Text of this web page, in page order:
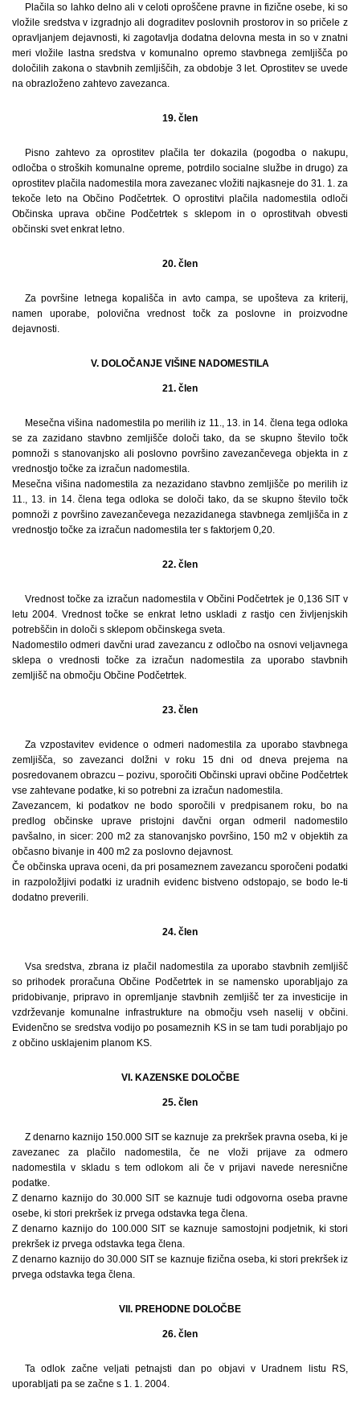
Plačila so lahko delno ali v celoti oproščene pravne in fizične osebe, ki so
vložile sredstva v izgradnjo ali dograditev poslovnih prostorov in so pričele z
opravljanjem dejavnosti, ki zagotavlja dodatna delovna mesta in so v znatni
meri vložile lastna sredstva v komunalno opremo stavbnega zemljišča po
določilih zakona o stavbnih zemljiščih, za obdobje 3 let. Oprostitev se uvede
na obrazloženo zahtevo zavezanca.
19. člen
Pisno zahtevo za oprostitev plačila ter dokazila (pogodba o nakupu,
odločba o stroških komunalne opreme, potrdilo socialne službe in drugo) za
oprostitev plačila nadomestila mora zavezanec vložiti najkasneje do 31. 1. za
tekoče leto na Občino Podčetrtek. O oprostitvi plačila nadomestila odloči
Občinska uprava občine Podčetrtek s sklepom in o oprostitvah obvesti
občinski svet enkrat letno.
20. člen
Za površine letnega kopališča in avto campa, se upošteva za kriterij,
namen uporabe, polovična vrednost točk za poslovne in proizvodne
dejavnosti.
V. DOLOČANJE VIŠINE NADOMESTILA
21. člen
Mesečna višina nadomestila po merilih iz 11., 13. in 14. člena tega odloka
se za zazidano stavbno zemljišče določi tako, da se skupno število točk
pomnoži s stanovanjsko ali poslovno površino zavezančevega objekta in z
vrednostjo točke za izračun nadomestila.
Mesečna višina nadomestila za nezazidano stavbno zemljišče po merilih iz
11., 13. in 14. člena tega odloka se določi tako, da se skupno število točk
pomnoži z površino zavezančevega nezazidanega stavbnega zemljišča in z
vrednostjo točke za izračun nadomestila ter s faktorjem 0,20.
22. člen
Vrednost točke za izračun nadomestila v Občini Podčetrtek je 0,136 SIT v
letu 2004. Vrednost točke se enkrat letno uskladi z rastjo cen življenjskih
potrebščin in določi s sklepom občinskega sveta.
Nadomestilo odmeri davčni urad zavezancu z odločbo na osnovi veljavnega
sklepa o vrednosti točke za izračun nadomestila za uporabo stavbnih
zemljišč na območju Občine Podčetrtek.
23. člen
Za vzpostavitev evidence o odmeri nadomestila za uporabo stavbnega
zemljišča, so zavezanci dolžni v roku 15 dni od dneva prejema na
posredovanem obrazcu – pozivu, sporočiti Občinski upravi občine Podčetrtek
vse zahtevane podatke, ki so potrebni za izračun nadomestila.
Zavezancem, ki podatkov ne bodo sporočili v predpisanem roku, bo na
predlog občinske uprave pristojni davčni organ odmeril nadomestilo
pavšalno, in sicer: 200 m2 za stanovanjsko površino, 150 m2 v objektih za
občasno bivanje in 400 m2 za poslovno dejavnost.
Če občinska uprava oceni, da pri posameznem zavezancu sporočeni podatki
in razpoložljivi podatki iz uradnih evidenc bistveno odstopajo, se bodo le-ti
dodatno preverili.
24. člen
Vsa sredstva, zbrana iz plačil nadomestila za uporabo stavbnih zemljišč
so prihodek proračuna Občine Podčetrtek in se namensko uporabljajo za
pridobivanje, pripravo in opremljanje stavbnih zemljišč ter za investicije in
vzdrževanje komunalne infrastrukture na območju vseh naselij v občini.
Evidenčno se sredstva vodijo po posameznih KS in se tam tudi porabljajo po
z občino usklajenim planom KS.
VI. KAZENSKE DOLOČBE
25. člen
Z denarno kaznijo 150.000 SIT se kaznuje za prekršek pravna oseba, ki je
zavezanec za plačilo nadomestila, če ne vloži prijave za odmero
nadomestila v skladu s tem odlokom ali če v prijavi navede neresnične
podatke.
Z denarno kaznijo do 30.000 SIT se kaznuje tudi odgovorna oseba pravne
osebe, ki stori prekršek iz prvega odstavka tega člena.
Z denarno kaznijo do 100.000 SIT se kaznuje samostojni podjetnik, ki stori
prekršek iz prvega odstavka tega člena.
Z denarno kaznijo do 30.000 SIT se kaznuje fizična oseba, ki stori prekršek iz
prvega odstavka tega člena.
VII. PREHODNE DOLOČBE
26. člen
Ta odlok začne veljati petnajsti dan po objavi v Uradnem listu RS,
uporabljati pa se začne s 1. 1. 2004.